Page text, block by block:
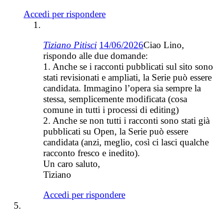
Accedi per rispondere
Tiziano Pitisci 14/06/2026Ciao Lino,
rispondo alle due domande:
1. Anche se i racconti pubblicati sul sito sono
stati revisionati e ampliati, la Serie può essere
candidata. Immagino l’opera sia sempre la
stessa, semplicemente modificata (cosa
comune in tutti i processi di editing)
2. Anche se non tutti i racconti sono stati già
pubblicati su Open, la Serie può essere
candidata (anzi, meglio, così ci lasci qualche
racconto fresco e inedito).
Un caro saluto,
Tiziano
Accedi per rispondere